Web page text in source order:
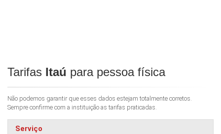
Tarifas Itaú para pessoa física
Não podemos garantir que esses dados estejam totalmente corretos.
Sempre confirme com a instituição as tarifas praticadas.
Serviço